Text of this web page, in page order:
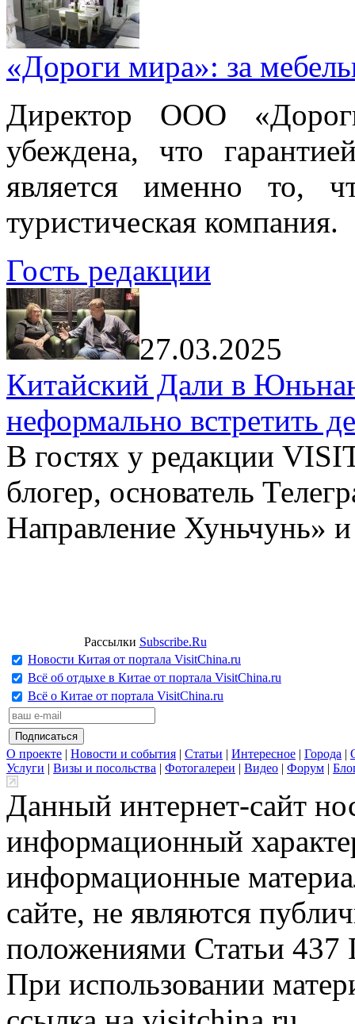
«Дороги мира»: за
Директор ООО
убеждена, что
является именно то,
туристическая компания.
Гость редакции
27.03.2025
Китайский Дали в
неформально встретить
В гостях у редакции
блогер, основатель
Направление Хуньчунь»
Рассылки Subscribe.Ru
Новости Китая от портала VisitChina.ru
Всё об отдыхе в Китае от портала VisitChina.ru
Всё о Китае от портала VisitChina.ru
О проекте | Новости и события | Статьи | Интересное | Города |
Услуги | Визы и посольства | Фотогалереи | Видео | Форум |
Данный интернет-сайт
информационный
информационные
сайте, не являются
положениями Статьи 437
При использовании